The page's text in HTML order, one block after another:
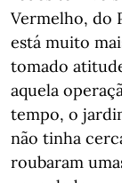
Vermelho, do
está muito
tomado
aquela
tempo, o
não tinha
roubaram